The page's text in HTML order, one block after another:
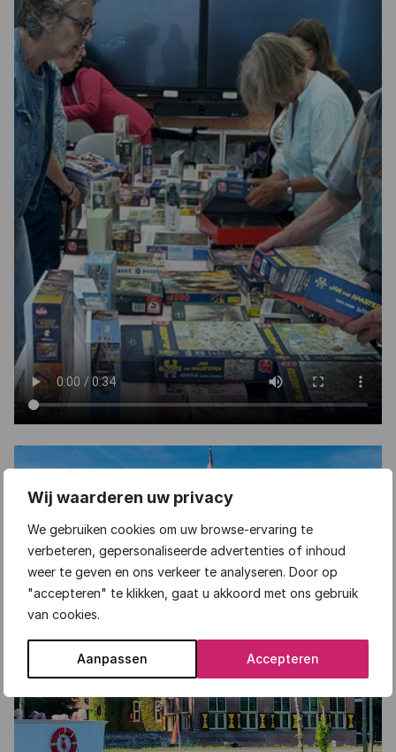
Wij waarderen uw privacy
We gebruiken cookies om uw browse-ervaring te
verbeteren, gepersonaliseerde advertenties of inhoud
weer te geven en ons verkeer te analyseren. Door op
"accepteren" te klikken, gaat u akkoord met ons gebruik
van cookies.
Aanpassen Accepteren